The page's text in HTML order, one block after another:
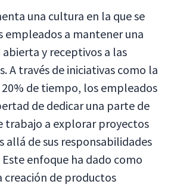
una cultura en la que se
empleados a mantener una
y receptivos a las
A través de iniciativas como la
de tiempo, los empleados
de dedicar una parte de
trabajo a explorar proyectos
allá de sus responsabilidades
enfoque ha dado como
creación de productos